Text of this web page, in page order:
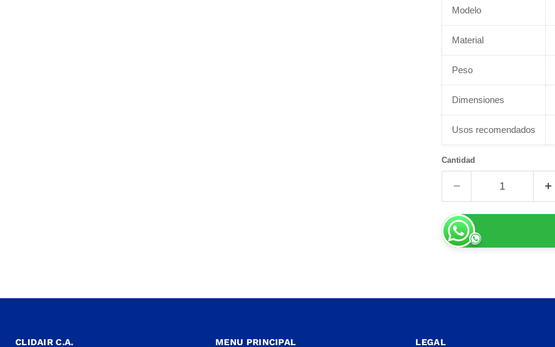
Modelo
Material
Peso
Dimensiones
Usos recomendados
Cantidad
CLIDAIR C.A. MENU PRINCIPAL LEGAL